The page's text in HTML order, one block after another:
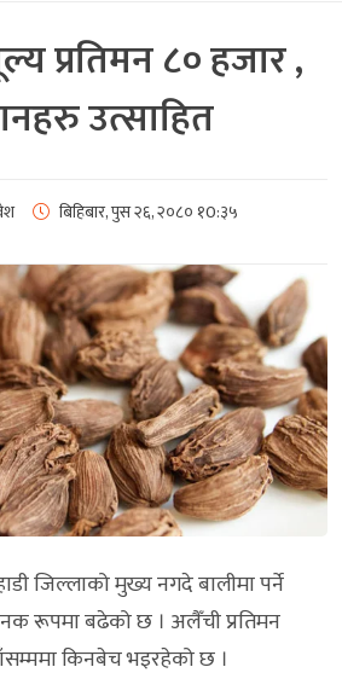
प्रतिमन ८० हजार ,
उत्साहित
बिहिबार, पुस २६, २०८० १0:३५
जिल्लाको मुख्य नगदे बालीमा पर्ने
रूपमा बढेको छ । अलैँची प्रतिमन
किनबेच भइरहेको छ ।